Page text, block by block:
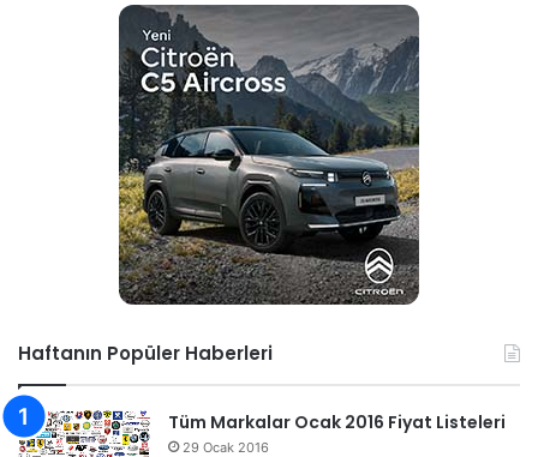
Haftanın Popüler Haberleri
Tüm Markalar Ocak 2016 Fiyat Listeleri
29 Ocak 2016